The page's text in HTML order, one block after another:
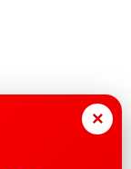
×